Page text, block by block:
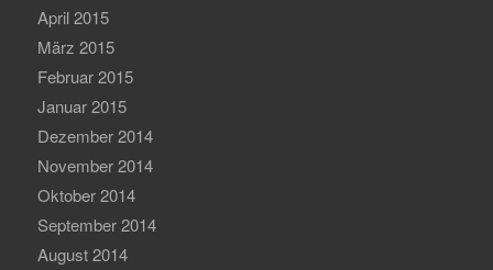
April 2015
März 2015
Februar 2015
Januar 2015
Dezember 2014
November 2014
Oktober 2014
September 2014
August 2014